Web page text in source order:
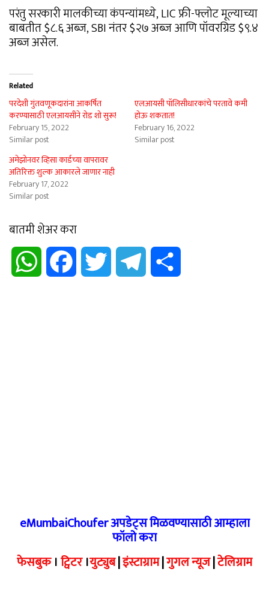
परंतु सरकारी मालकीच्या कंपन्यांमध्ये, LIC फ्री-फ्लोट मूल्याच्या
बाबतीत $८.६ अब्ज, SBI नंतर $२७ अब्ज आणि पॉवरग्रिड $९.४
अब्ज असेल.
Related
परदेशी गुंतवणूकदारांना आकर्षित
करण्यासाठी एलआयसीने रोड शो सुरू!
February 15, 2022
Similar post
एलआयसी पॉलिसीधारकांचे परतावे कमी
होऊ शकतात!
February 16, 2022
Similar post
अमेझोनवर व्हिसा कार्डच्या वापरावर
अतिरिक्त शुल्क आकारले जाणार नाही
February 17, 2022
Similar post
बातमी शेअर करा
WhatsApp Facebook Twitter Telegram
eMumbaiChoufer अपडेट्स मिळवण्यासाठी आम्हाला
फॉलो करा
फेसबुक।ट्विटर।युट्युब|इंस्टाग्राम|गुगल न्यूज|टेलिग्राम